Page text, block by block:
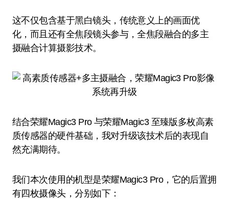
这不仅包含基于黑白镜头，传统意义上的画面优
化，而且还有全焦段镜头参与，全焦段融合的多主
摄融合计算摄影技术。
结合荣耀Magic3 Pro 与荣耀Magic3 至臻版多枚高素
质传感器的硬件基础，我对升级该技术后的表现自
然充满期待。
我们本次使用的机型是荣耀Magic3 Pro，它的后置拥
有四枚摄像头，分别如下：